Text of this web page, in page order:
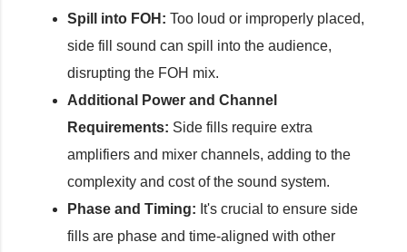
Spill into FOH: Too loud or improperly placed,
side fill sound can spill into the audience,
disrupting the FOH mix.
Additional Power and Channel
Requirements: Side fills require extra
amplifiers and mixer channels, adding to the
complexity and cost of the sound system.
Phase and Timing: It's crucial to ensure side
fills are phase and time-aligned with other